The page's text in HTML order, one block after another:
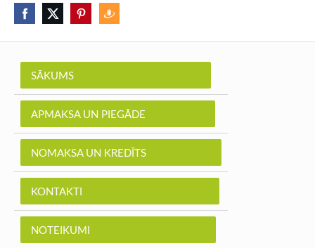
SĀKUMS
APMAKSA UN PIEGĀDE
NOMAKSA UN KREDĪTS
KONTAKTI
NOTEIKUMI